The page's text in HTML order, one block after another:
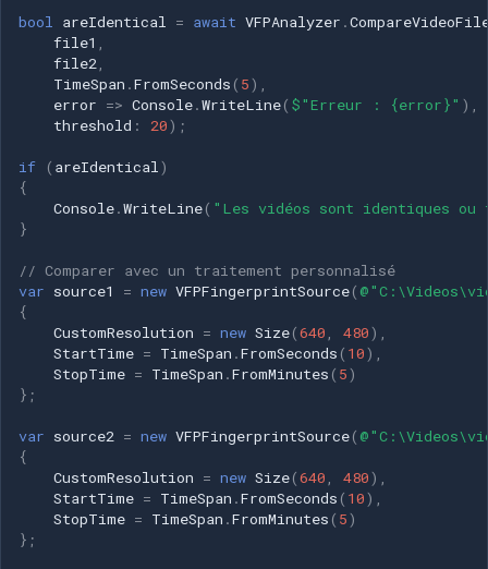
bool areIdentical = await VFPAnalyzer .
file1
file2
TimeSpan .FromSeconds ( 5),
error => Console.WriteLine( $"Erreur : {error}" ),
threshold : 20);
if ( areIdentical )
{
Console.WriteLine( "Les vidéos sont identiques
}
// Comparer avec un traitement personnalisé
var source1 = new VFPFingerprintSource(
{
CustomResolution = new Size(640 480),
StartTime = TimeSpan .FromSeconds ( 10),
StopTime = TimeSpan .FromMinutes ( 5)
};
var source2 = new VFPFingerprintSource(
{
CustomResolution = new Size(640 480),
StartTime = TimeSpan .FromSeconds ( 10),
StopTime = TimeSpan .FromMinutes ( 5)
};